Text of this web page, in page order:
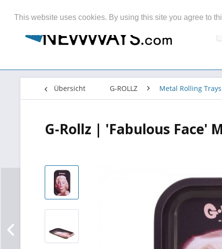
This website uses cookies. By using this site you agree to
Übersicht G-ROLLZ Metal Rolling Trays
G-Rollz | 'Fabulous Face'